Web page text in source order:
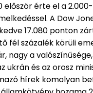
érte el a
A Dow
17.080 ponton
fél százalék körüli
nagy a
ukrán és az orosz
hírek komolyan